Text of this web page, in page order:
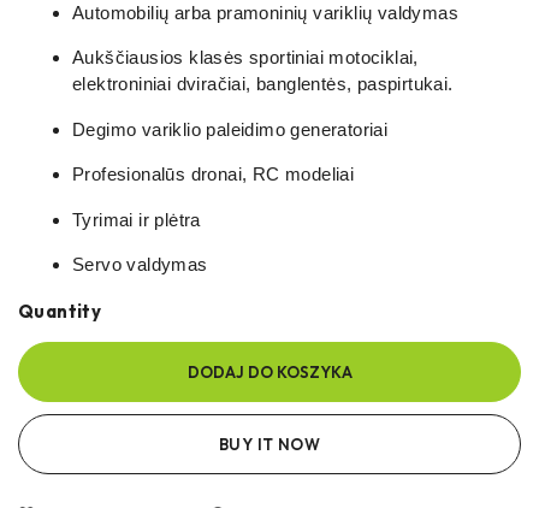
Automobilių arba pramoninių variklių valdymas
Aukščiausios klasės sportiniai motociklai,
elektroniniai dviračiai, banglentės, paspirtukai.
Degimo variklio paleidimo generatoriai
Profesionalūs dronai, RC modeliai
Tyrimai ir plėtra
Servo valdymas
Quantity
DODAJ DO KOSZYKA
BUY IT NOW